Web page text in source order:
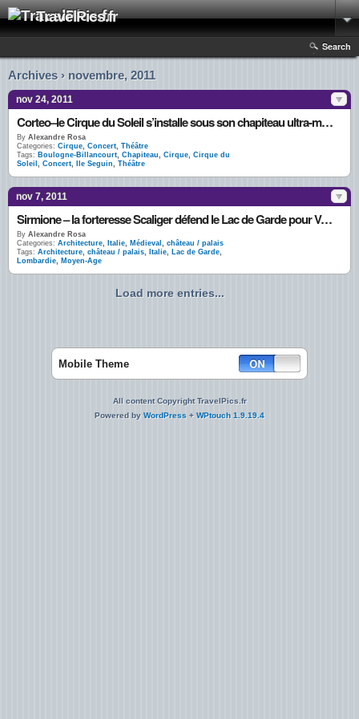
TravelPics.fr
Search
Archives › novembre, 2011
nov 24, 2011
Corteo–le Cirque du Soleil s’installe sous son chapiteau ultra-moderne pour 2 mois à Paris
By Alexandre Rosa
Categories: Cirque, Concert, Théâtre
Tags: Boulogne-Billancourt, Chapiteau, Cirque, Cirque du
Soleil , Concert, Ile Seguin, Théâtre
nov 7, 2011
Sirmione – la forteresse Scaliger défend le Lac de Garde pour Vérone
By Alexandre Rosa
Categories: Architecture, Italie, Médieval , château / palais
Tags: Architecture, château / palais, Italie, Lac de Garde,
Lombardie, Moyen-Age
Load more entries...
Mobile Theme
All content Copyright TravelPics.fr
Powered by WordPress + WPtouch 1.9.19.4